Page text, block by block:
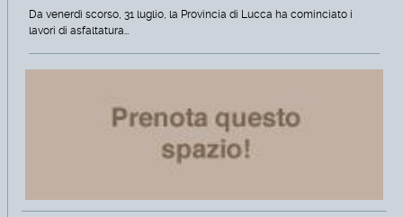
Da venerdì scorso, 31 luglio, la Provincia di Lucca ha cominciato i
lavori di asfaltatura…